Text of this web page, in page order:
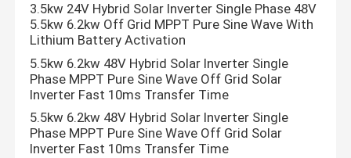
อินเวอร์เตอร์ไดรฟ์ความถี่
การขับเคลื่อนความถี่ที่เปลี่ยนแปลงสําหรับเครน
สถานีชาร์จ EV ที่เก็บพลังงานที่สามารถปรับปรุงได้
3.5kw 24V Hybrid Solar Inverter Single Phase 48V
5.5kw 6.2kw Off Grid MPPT Pure Sine Wave With
Lithium Battery Activation
5.5kw 6.2kw 48V Hybrid Solar Inverter Single
Phase MPPT Pure Sine Wave Off Grid Solar
Inverter Fast 10ms Transfer Time
5.5kw 6.2kw 48V Hybrid Solar Inverter Single
Phase MPPT Pure Sine Wave Off Grid Solar
Inverter Fast 10ms Transfer Time